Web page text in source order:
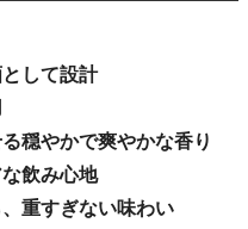
して設計
穏やかで爽やかな香り
飲み心地
重すぎない味わい